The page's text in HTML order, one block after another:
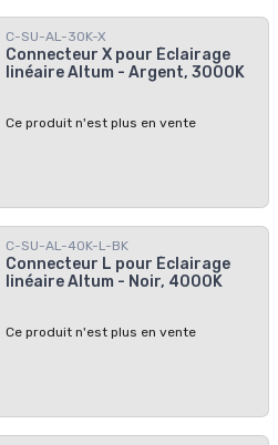
C-SU-AL-30K-X
Connecteur X pour Éclairage
linéaire Altum - Argent, 3000K
Ce produit n'est plus en vente
C-SU-AL-40K-L-BK
Connecteur L pour Éclairage
linéaire Altum - Noir, 4000K
Ce produit n'est plus en vente